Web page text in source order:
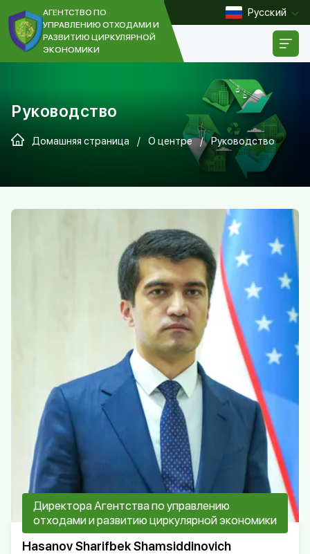
Русский
АГЕНТСТВО ПО
УПРАВЛЕНИЮ ОТХОДАМИ И
РАЗВИТИЮ ЦИРКУЛЯРНОЙ
ЭКОНОМИКИ
Руководство
Домашняя страница / О центре / Руководство
Директора Агентства по управлению
отходами и развитию циркулярной экономики
Hasanov Sharifbek Shamsiddinovich